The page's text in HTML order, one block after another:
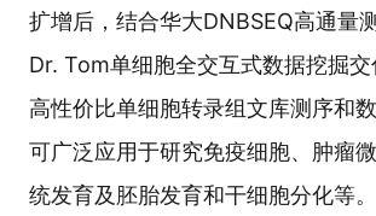
扩增后，结合华大DNBSEQ高通量
Dr. Tom单细胞全交互式数据挖掘
高性价比单细胞转录组文库测序和
可广泛应用于研究免疫细胞、肿瘤
统发育及胚胎发育和干细胞分化等。